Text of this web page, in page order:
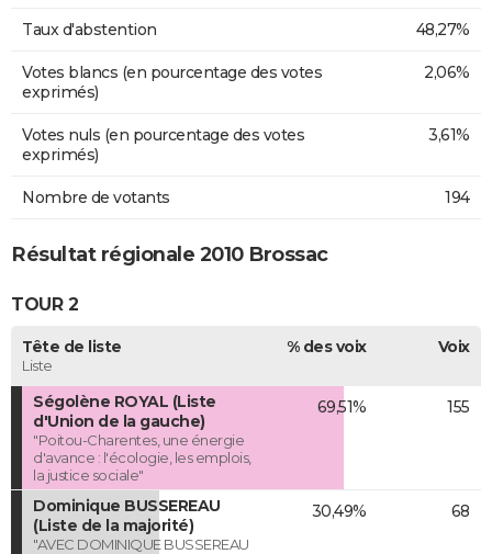
Taux d'abstention 48,27%
Votes blancs (en pourcentage des votes
exprimés)
2,06%
Votes nuls (en pourcentage des votes
exprimés)
3,61%
Nombre de votants 194
Résultat régionale 2010 Brossac
TOUR 2
Tête de liste
Liste
% des voix Voix
Ségolène ROYAL (Liste
d'Union de la gauche)
"Poitou-Charentes, une énergie
d'avance : l'écologie, les emplois,
la justice sociale"
69,51% 155
Dominique BUSSEREAU
(Liste de la majorité)
"AVEC DOMINIQUE BUSSEREAU
30,49% 68